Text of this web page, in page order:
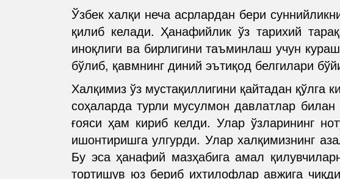
Ўзбек халқи неча асрлардан бери
қилиб келади. Ҳанафийлик ўз тарихий
иноқлиги ва бирлигини таъминлаш учун
бўлиб, қавмнинг диний эътиқод белгилари
Халқимиз ўз мустақиллигини қайтадан қўлга
соҳаларда турли мусулмон давлатлар
ғояси ҳам кириб келди. Улар ўзларининг
ишонтиришга улгурди. Улар халқимизнинг
Бу эса ҳанафий мазҳабига амал
тортишув юз бериб ихтилофлар авжига